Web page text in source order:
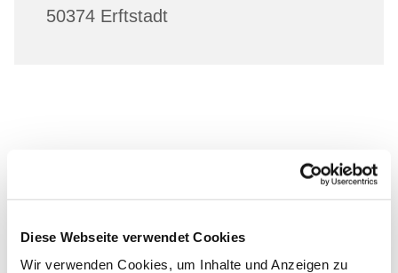
Diese Webseite verwendet Cookies
Wir verwenden Cookies, um Inhalte und Anzeigen zu
50374 Erftstadt